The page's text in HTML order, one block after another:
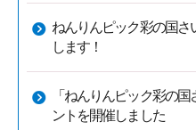
ねんりんピック彩の国さ
します！
「ねんりんピック彩の
ントを開催しました